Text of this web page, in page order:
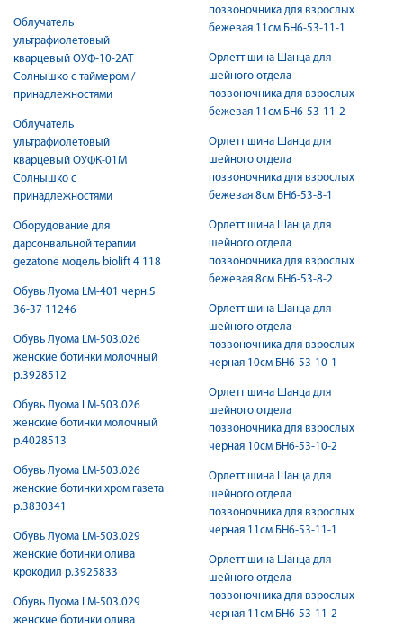
Облучатель
ультрафиолетовый
кварцевый ОУФ-10-2АТ
Солнышко с таймером /
принадлежностями
Облучатель
ультрафиолетовый
кварцевый ОУФК-01М
Солнышко с
принадлежностями
Оборудование для
дарсонвальной терапии
gezatone модель biolift 4 118
Обувь Луома LM-401 черн.S
36-37 11246
Обувь Луома LM-503.026
женские ботинки молочный
р.3928512
Обувь Луома LM-503.026
женские ботинки молочный
р.4028513
Обувь Луома LM-503.026
женские ботинки хром газета
р.3830341
Обувь Луома LM-503.029
женские ботинки олива
крокодил р.3925833
Обувь Луома LM-503.029
женские ботинки олива
позвоночника для взрослых
бежевая 11см БН6-53-11-1
Орлетт шина Шанца для
шейного отдела
позвоночника для взрослых
бежевая 11см БН6-53-11-2
Орлетт шина Шанца для
шейного отдела
позвоночника для взрослых
бежевая 8см БН6-53-8-1
Орлетт шина Шанца для
шейного отдела
позвоночника для взрослых
бежевая 8см БН6-53-8-2
Орлетт шина Шанца для
шейного отдела
позвоночника для взрослых
черная 10см БН6-53-10-1
Орлетт шина Шанца для
шейного отдела
позвоночника для взрослых
черная 10см БН6-53-10-2
Орлетт шина Шанца для
шейного отдела
позвоночника для взрослых
черная 11см БН6-53-11-1
Орлетт шина Шанца для
шейного отдела
позвоночника для взрослых
черная 11см БН6-53-11-2